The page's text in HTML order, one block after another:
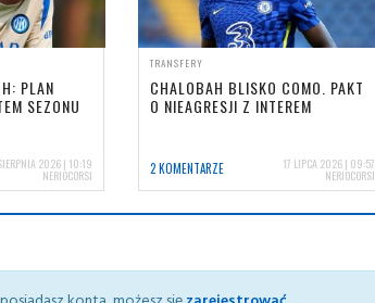
PLAN
SEZONU
2026 | 10:19
NERIOCORSI
TRANSFERY
CHALOBAH BLISKO COMO. PAKT
O NIEAGRESJI Z INTEREM
2 KOMENTARZE 17 LIPCA 2026 | 09:57
NERIOCORSI